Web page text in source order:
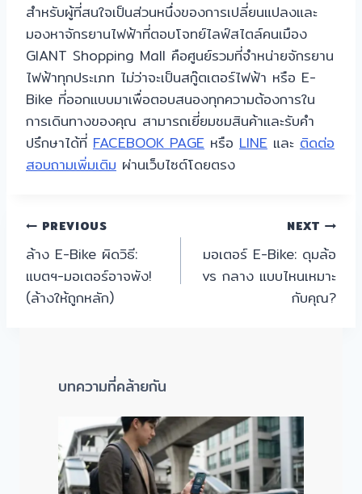
สำหรับผู้ที่สนใจเป็นส่วนหนึ่งของการเปลี่ยนแปลงและ
มองหาจักรยานไฟฟ้าที่ตอบโจทย์ไลฟ์สไตล์คนเมือง
GIANT Shopping Mall คือศูนย์รวมที่จำหน่ายจักรยาน
ไฟฟ้าทุกประเภท ไม่ว่าจะเป็นสกู๊ตเตอร์ไฟฟ้า หรือ E-
Bike ที่ออกแบบมาเพื่อตอบสนองทุกความต้องการใน
การเดินทางของคุณ สามารถเยี่ยมชมสินค้าและรับคำ
ปรึกษาได้ที่ FACEBOOK PAGE หรือ LINE และ ติดต่อ
สอบถามเพิ่มเติม ผ่านเว็บไซต์โดยตรง
แนะแนว
เรื่อง
PREVIOUS
ล้าง E-Bike ผิดวิธี:
แบตฯ-มอเตอร์อาจพัง!
(ล้างให้ถูกหลัก)
NEXT
มอเตอร์ E-Bike: ดุมล้อ
vs กลาง แบบไหนเหมาะ
กับคุณ?
บทความที่คล้ายกัน